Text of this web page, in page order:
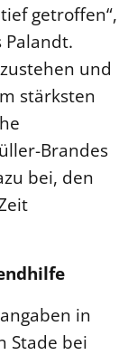
getroffen“,
Palandt.
und
stärksten
Brandes
bei, den
in
Stade bei